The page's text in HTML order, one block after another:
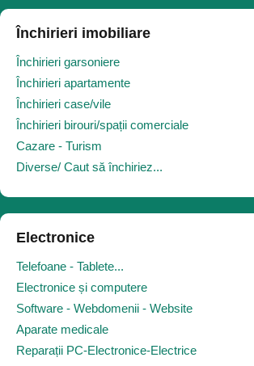
Închirieri imobiliare
Închirieri garsoniere
Închirieri apartamente
Închirieri case/vile
Închirieri birouri/spații comerciale
Cazare - Turism
Diverse/ Caut să închiriez...
Electronice
Telefoane - Tablete...
Electronice și computere
Software - Webdomenii - Website
Aparate medicale
Reparații PC-Electronice-Electrice